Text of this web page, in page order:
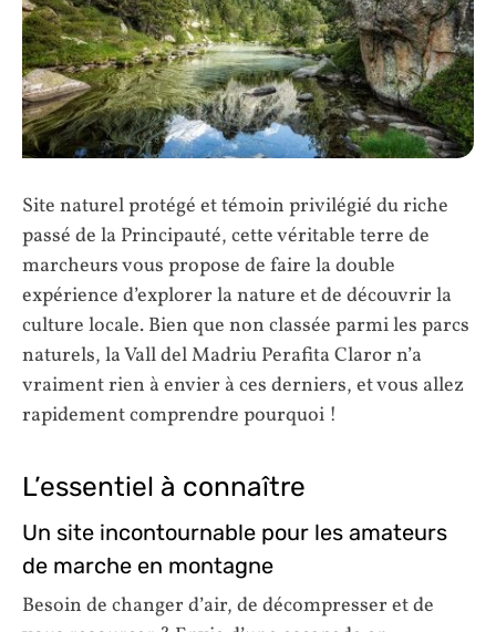
Site naturel protégé et témoin privilégié du riche
passé de la Principauté, cette véritable terre de
marcheurs vous propose de faire la double
expérience d’explorer la nature et de découvrir la
culture locale. Bien que non classée parmi les parcs
naturels, la Vall del Madriu Perafita Claror n’a
vraiment rien à envier à ces derniers, et vous allez
rapidement comprendre pourquoi !
L’essentiel à connaître
Un site incontournable pour les amateurs
de marche en montagne
Besoin de changer d’air, de décompresser et de